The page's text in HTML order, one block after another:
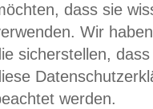
dass sie
Wir
sicherstellen,
werden.